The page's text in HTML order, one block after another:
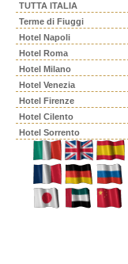
TUTTA ITALIA
Terme di Fiuggi
Hotel Napoli
Hotel Roma
Hotel Milano
Hotel Venezia
Hotel Firenze
Hotel Cilento
Hotel Sorrento